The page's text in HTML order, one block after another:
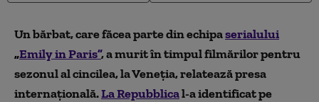
Un bărbat, care făcea parte din echipaserialului
„Emily in Paris”, a murit în timpul filmărilor pentru
sezonul al cincilea, la Veneţia, relatează presa
internaţională.La Repubblical-a identificat pe